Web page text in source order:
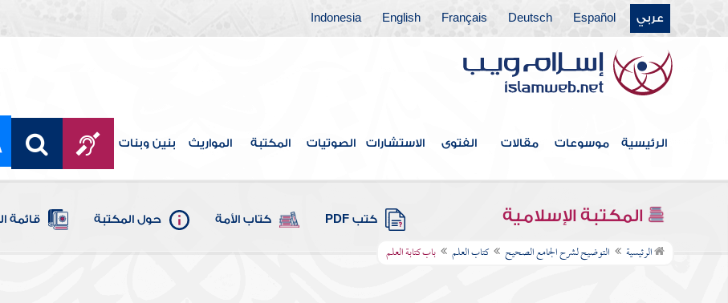
عربي Español
Deutsch
Français
English
Indonesia
الرئيسية موسوعات مقالات الفتوى الاستشارات الصوتيات المكتبة المواريث بنين وبنات
المكتبة الإسلامية كتب PDF كتاب الأمة حول المكتبة قائمة
الرئيسية التوضيح لشرح الجامع الصحيح كتاب العلم باب كتابة العلم
فهرس الكتاب
المقدمة
كتاب بدء الوحي
كتاب الإيمان
باقي كتاب الإيمان
كتاب العلم